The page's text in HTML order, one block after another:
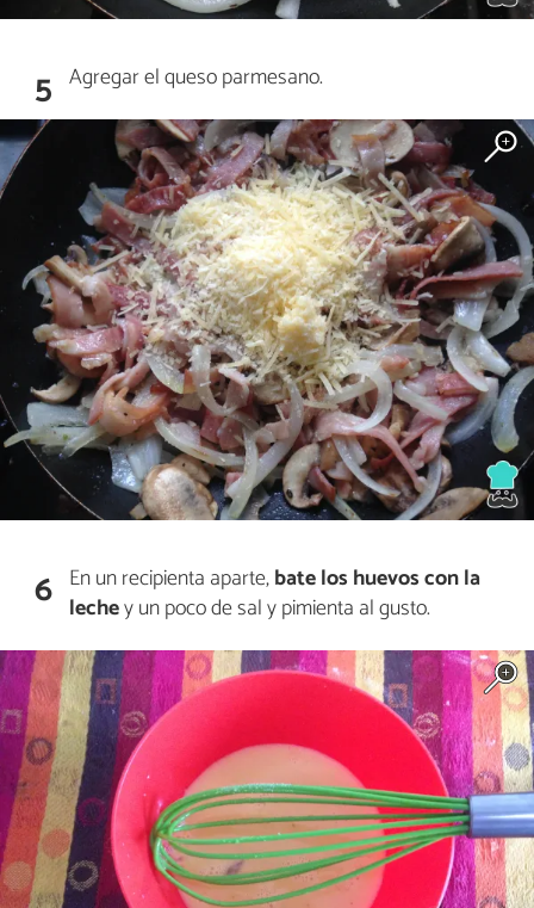
5 Agregar el queso parmesano.
6 En un recipienta aparte,bate los huevos con la
lechey un poco de sal y pimienta al gusto.